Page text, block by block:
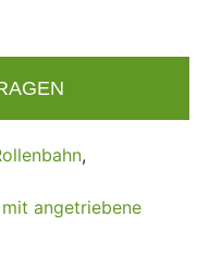
,
angetriebene